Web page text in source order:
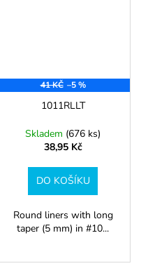
41 KČ –5 %
1011RLLT
Skladem (676 ks)
38,95 Kč
DO KOŠÍKU
Round liners with long
taper (5 mm) in #10...